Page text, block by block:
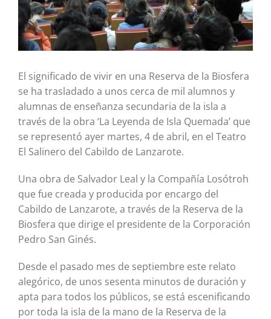
El significado de vivir en una Reserva de la Biosfera
se ha trasladado a unos cerca de mil alumnos y
alumnas de enseñanza secundaria de la isla a
través de la obra ‘La Leyenda de Isla Quemada’ que
se representó ayer martes, 4 de abril, en el Teatro
El Salinero del Cabildo de Lanzarote.
Una obra de Salvador Leal y la Compañía Losótroh
que fue creada y producida por encargo del
Cabildo de Lanzarote, a través de la Reserva de la
Biosfera que dirige el presidente de la Corporación
Pedro San Ginés.
Desde el pasado mes de septiembre este relato
alegórico, de unos sesenta minutos de duración y
apta para todos los públicos, se está escenificando
por toda la isla de la mano de la Reserva de la